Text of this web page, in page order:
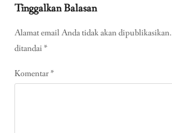
Tinggalkan Balasan
Alamat email Anda tidak akan dipublikasikan.
ditandai*
Komentar*